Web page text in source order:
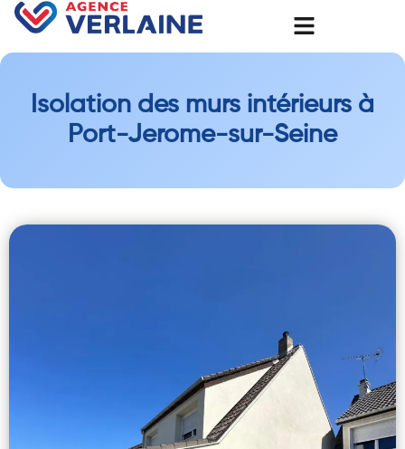
Isolation des murs intérieurs à
Port-Jerome-sur-Seine